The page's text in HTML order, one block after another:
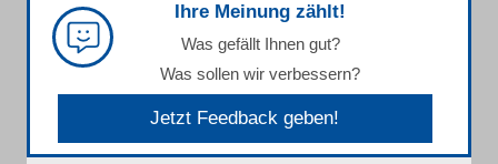
Ihre Meinung zählt!
Was gefällt Ihnen gut?
Was sollen wir verbessern?
Jetzt Feedback geben!